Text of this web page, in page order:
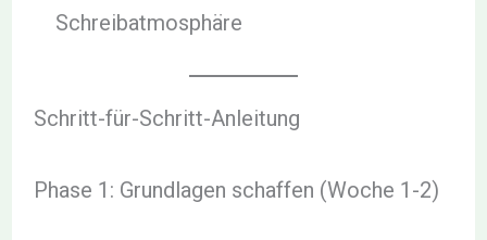
Schreibatmosphäre
Schritt-für-Schritt-Anleitung
Phase 1: Grundlagen schaffen (Woche 1-2)